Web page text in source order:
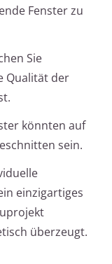
Fenster zu
Sie
Qualität der
könnten auf
sein.
einzigartiges
überzeugt.